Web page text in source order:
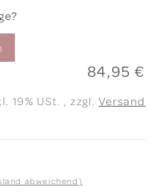
84,95 €
19% USt. , zzgl. Versand
abweichend)